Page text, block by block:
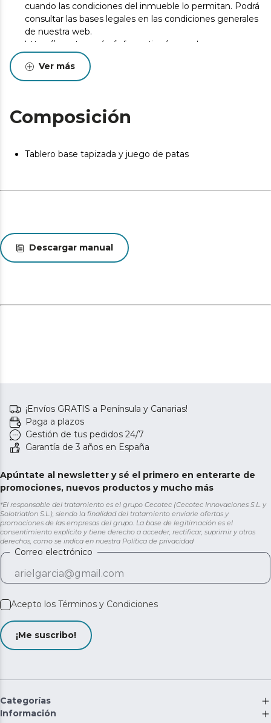
cuando las condiciones del inmueble lo permitan. Podrá
consultar las bases legales en las condiciones generales
de nuestra web.
https://cecotec.es/es/information/general-
conditionshttps://cecotec.es/es/information/general-
conditions
acabado. Estas variaciones son normales y no afectan a
la calidad ni a la utilidad del artículo.
Ver más
Composición
Tablero base tapizada y juego de patas
Descargar manual
¡Envíos GRATIS a Península y Canarias!
Paga a plazos
Gestión de tus pedidos 24/7
Garantía de 3 años en España
Apúntate al newsletter y sé el primero en enterarte de
promociones, nuevos productos y mucho más
*El responsable del tratamiento es el grupo Cecotec (Cecotec Innovaciones S.L. y
Solotriatlon S.L.), siendo la finalidad del tratamiento enviarle ofertas y
promociones de las empresas del grupo. La base de legitimación es el
consentimiento explícito y tiene derecho a acceder, rectificar, suprimir y otros
derechos, como se indica en nuestra Política de privacidad
Correo electrónico
Acepto los Términos y Condiciones
¡Me suscribo!
Categorías
Información